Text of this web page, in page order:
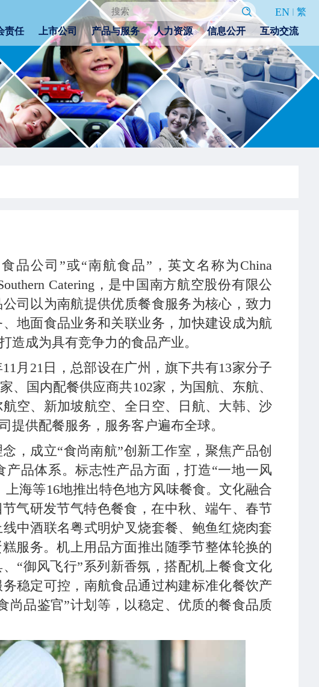
EN
繁
责任 上市公司 产品与服务 人力资源 信息公开 互动交流
品公司”或“南航食品”，英文名称为China
Catering，是中国南方航空股份有限公
司以为南航提供优质餐食服务为核心，致力
地面食品业务和关联业务，加快建设成为航
造成为具有竞争力的食品产业。
月21日，总部设在广州，旗下共有13家分子
、国内配餐供应商共102家，为国航、东航、
空、新加坡航空、全日空、日航、大韩、沙
提供配餐服务，服务客户遍布全球。
，成立“食尚南航”创新工作室，聚焦产品创
品体系。标志性产品方面，打造“一地一风
海等16地推出特色地方风味餐食。文化融合
气研发节气特色餐食，在中秋、端午、春节
中酒联名粤式明炉叉烧套餐、鲍鱼红烧肉套
服务。机上用品方面推出随季节整体轮换的
“御风飞行”系列新香氛，搭配机上餐食文化
稳定可控，南航食品通过构建标准化餐饮产
尚品鉴官”计划等，以稳定、优质的餐食品质